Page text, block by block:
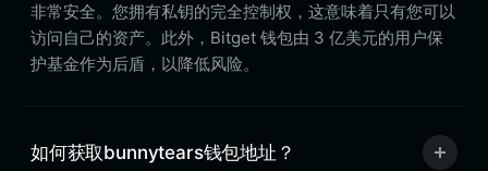
非常安全。您拥有私钥的完全控制权，这意味着只有您可以
访问自己的资产。此外，Bitget 钱包由 3 亿美元的用户保
护基金作为后盾，以降低风险。
如何获取bunnytears钱包地址？